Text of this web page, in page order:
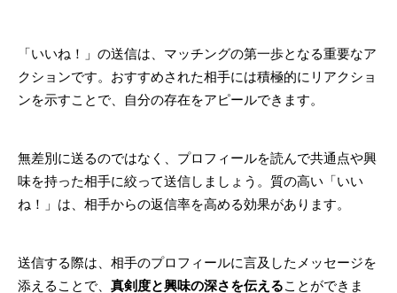
「いいね！」の送信は、マッチングの第一歩となる重要なア
クションです。おすすめされた相手には積極的にリアクショ
ンを示すことで、自分の存在をアピールできます。
無差別に送るのではなく、プロフィールを読んで共通点や興
味を持った相手に絞って送信しましょう。質の高い「いい
ね！」は、相手からの返信率を高める効果があります。
送信する際は、相手のプロフィールに言及したメッセージを
添えることで、 真剣度と興味の深さを伝えることができま